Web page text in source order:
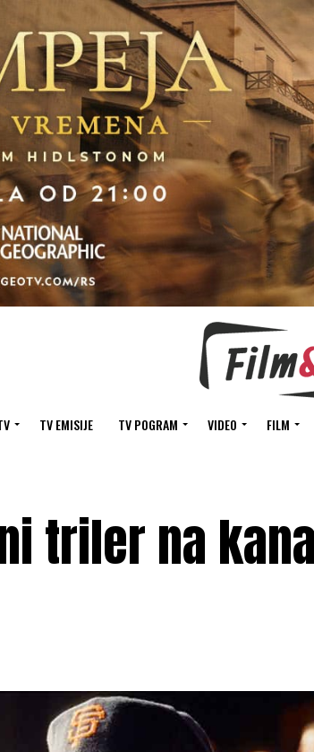
TV EMISIJE TV POGRAM VIDEO FILM
triler na